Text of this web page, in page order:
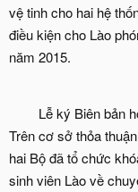
vệ tinh cho hai hệ
điều kiện cho Lào
năm 2015.
Lễ ký Biên bản
Trên cơ sở thỏa
hai Bộ đã tổ chức
sinh viên Lào về